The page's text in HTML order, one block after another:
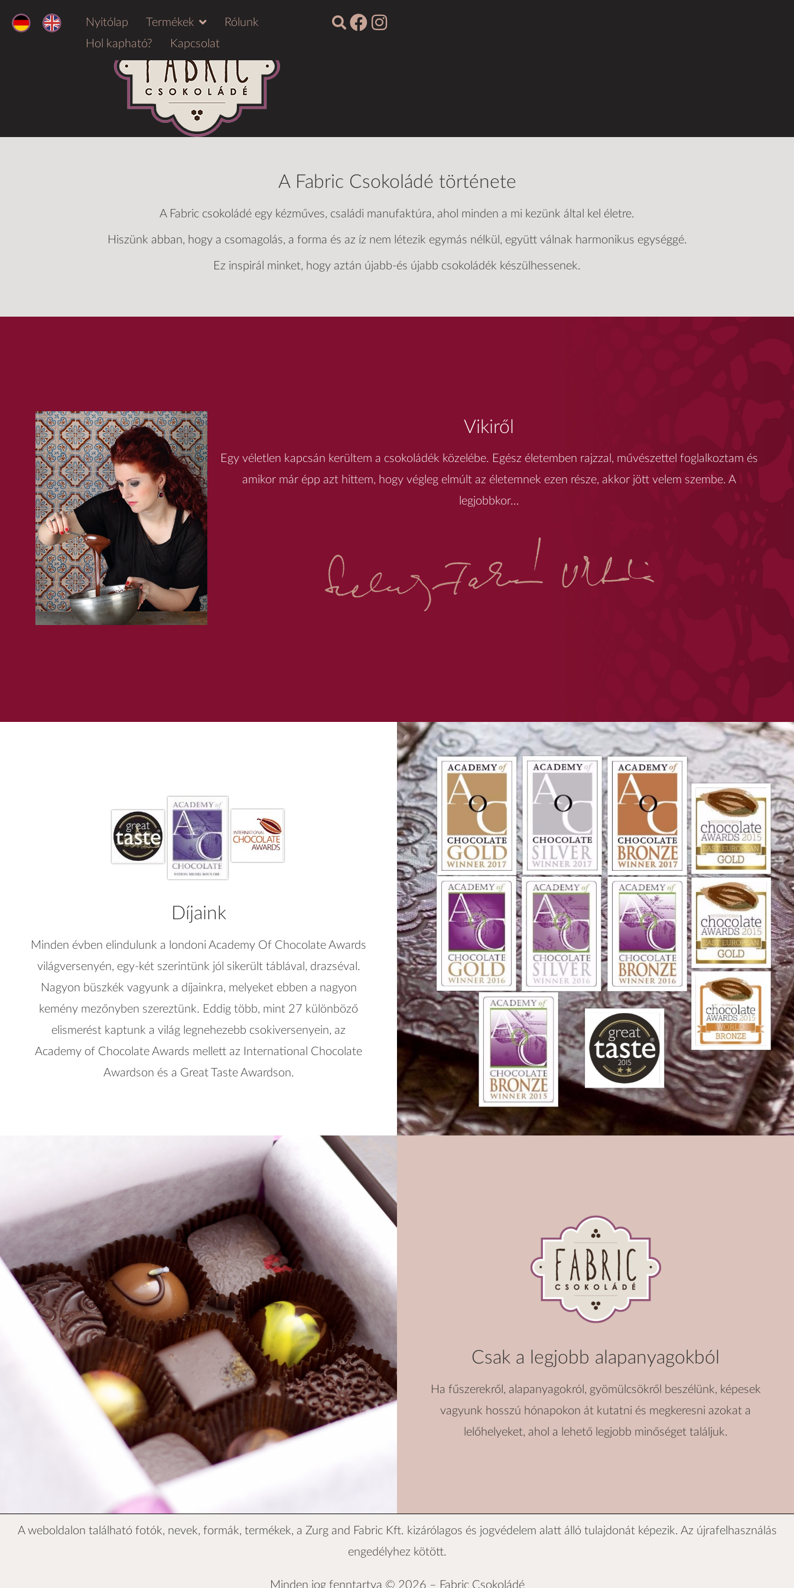
Nyitólap Termékek
Rólunk
Hol kapható?
Kapcsolat
A Fabric Csokoládé története
A Fabric csokoládé egy kézműves, családi manufaktúra, ahol minden a mi kezünk által kel életre.
Hiszünk abban, hogy a csomagolás, a forma és az íz nem létezik egymás nélkül, együtt válnak harmonikus egységgé.
Ez inspirál minket, hogy aztán újabb-és újabb csokoládék készülhessenek.
Vikiről
Egy véletlen kapcsán kerültem a csokoládék közelébe. Egész életemben rajzzal, művészettel foglalkoztam és
amikor már épp azt hittem, hogy végleg elmúlt az életemnek ezen része, akkor jött velem szembe. A
legjobbkor…
Díjaink
Minden évben elindulunk a londoni Academy Of Chocolate Awards
világversenyén, egy-két szerintünk jól sikerült táblával, drazséval.
Nagyon büszkék vagyunk a díjainkra, melyeket ebben a nagyon
kemény mezőnyben szereztünk. Eddig több, mint 27 különböző
elismerést kaptunk a világ legnehezebb csokiversenyein, az
Academy of Chocolate Awards mellett az International Chocolate
Awardson és a Great Taste Awardson.
Csak a legjobb alapanyagokból
Ha fűszerekről, alapanyagokról, gyömülcsökről beszélünk, képesek
vagyunk hosszú hónapokon át kutatni és megkeresni azokat a
lelőhelyeket, ahol a lehető legjobb minőséget találjuk.
A weboldalon található fotók, nevek, formák, termékek, a Zurg and Fabric Kft. kizárólagos és jogvédelem alatt álló tulajdonát képezik. Az újrafelhasználás
engedélyhez kötött.
Minden jog fenntartva © 2026 – Fabric Csokoládé